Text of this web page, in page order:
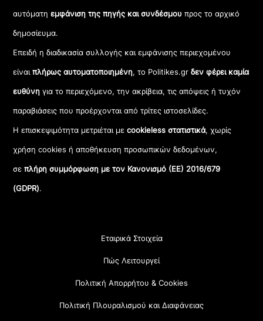
αυτόματηεμφάνιση της πηγής και συνδέσμου προς το αρχικό
δημοσίευμα.
Επειδή η διαδικασία συλλογής και εμφάνισης περιεχομένου
είναιπλήρως αυτοματοποιημένη, το Politikes.grδεν φέρει καμία
ευθύνη για το περιεχόμενο, την ακρίβεια, τις απόψεις ή τυχόν
παραβιάσεις που προέρχονται από τρίτες ιστοσελίδες.
Η επισκεψιμότητα μετριέται μεcookieless στατιστικά, χωρίς
χρήση cookies ή αποθήκευση προσωπικών δεδομένων,
σεπλήρη συμμόρφωση με τον Κανονισμό (ΕΕ) 2016/679
(GDPR).
Εταιρικά Στοιχεία
Πώς Λειτουργεί
Πολιτική Απορρήτου & Cookies
Πολιτική Πλουραλισμού και Διαφάνειας